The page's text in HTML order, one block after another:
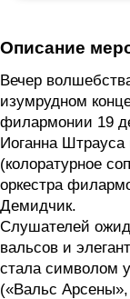
Описание
Вечер
изумрудном
филармонии 19
Иоганна Штрауса
(колоратурное
оркестра
Демидчик.
Слушателей
вальсов и
стала символом
(«Вальс Арсены»,